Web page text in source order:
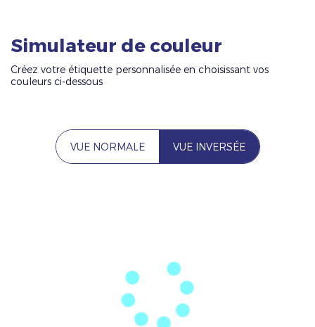
Simulateur de couleur
Créez votre étiquette personnalisée en choisissant vos
couleurs ci-dessous
VUE NORMALE VUE INVERSÉE